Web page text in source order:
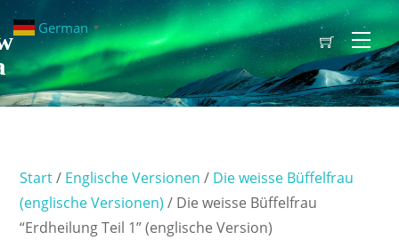
Start/ Englische Versionen / Die weisse Büffelfrau
(englische Versionen) / Die weisse Büffelfrau
“Erdheilung Teil 1” (englische Version)
German ▼